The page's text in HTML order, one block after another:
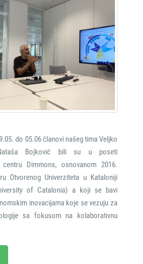
do 05.06 članovi našeg tima Veljko
Bojković bili su u poseti
centru Dimmons, osnovanom 2016.
Otvorenog Univerziteta u Kataloniji
of Catalonia) a koji se bavi
inovacijama koje se vezuju za
sa fokusom na kolaborativnu